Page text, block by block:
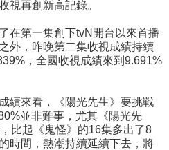
視再創新高記錄。
在第一集創下tvN開台以來首播
外，昨晚第二集收視成績持續
，全國收視成績來到9.691%
績來看，《陽光先生》要挑戰
並非難事，尤其《陽光先
比起《鬼怪》的16集多出了8
時間，熱潮持續延續下去，將